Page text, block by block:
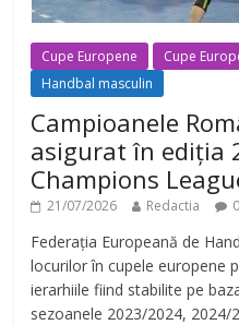
Cupe Europene Cupe
Handbal masculin
Campioanele
asigurat în ediția
Champions
21/07/2026 Redactia 0
Federația Europeană de
locurilor în cupele europene
ierarhiile fiind stabilite pe
sezoanele 2023/2024, 2024/